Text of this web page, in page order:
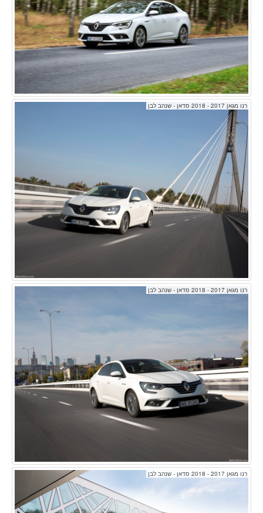
רנו מגאן 2017 - 2018 סדאן - שנהב לבן
רנו מגאן 2017 - 2018 סדאן - שנהב לבן
רנו מגאן 2017 - 2018 סדאן - שנהב לבן